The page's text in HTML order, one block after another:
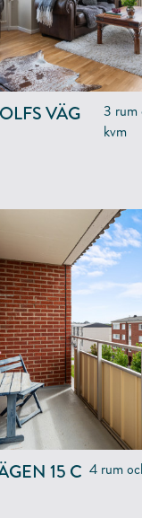
VÄG
3 rum
kvm
15 C 4 rum